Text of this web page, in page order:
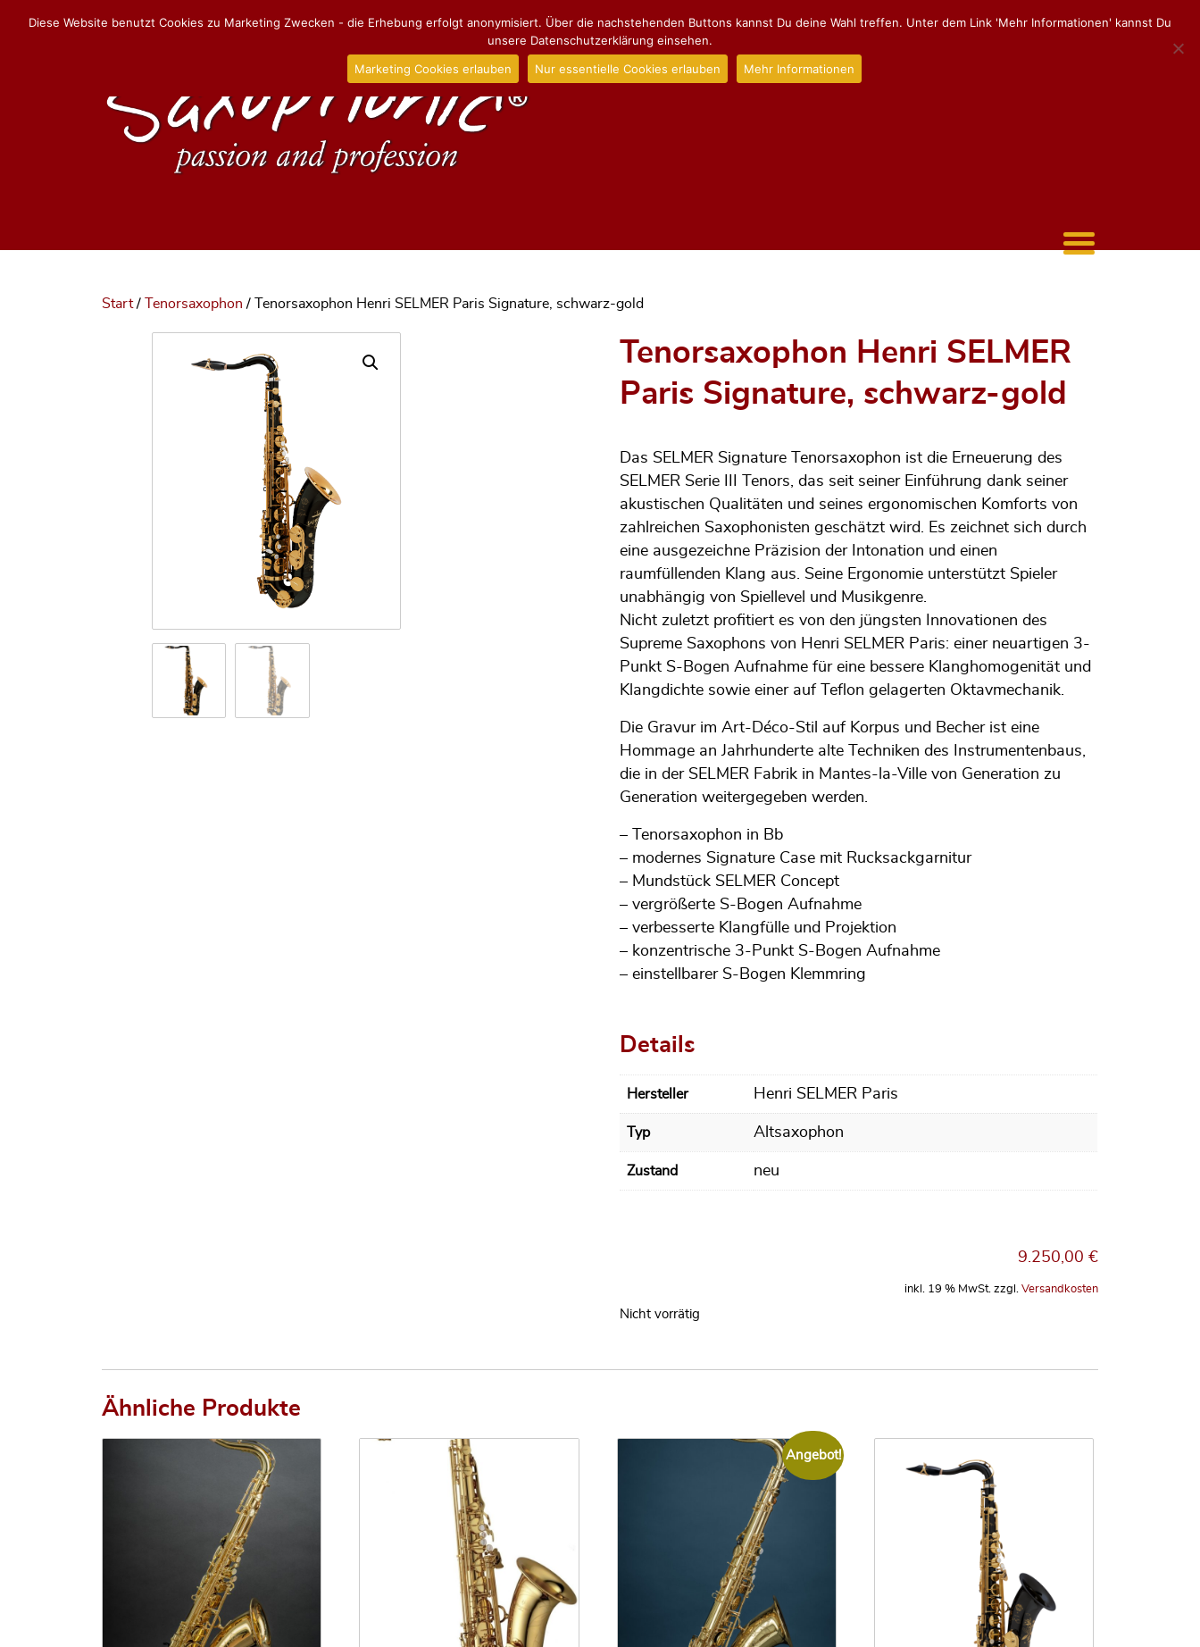
Start/ Tenorsaxophon / Tenorsaxophon Henri SELMER Paris Signature, schwarz-gold
Tenorsaxophon Henri SELMER
Paris Signature, schwarz-gold
Das SELMER Signature Tenorsaxophon ist die Erneuerung des
SELMER Serie III Tenors, das seit seiner Einführung dank seiner
akustischen Qualitäten und seines ergonomischen Komforts von
zahlreichen Saxophonisten geschätzt wird. Es zeichnet sich durch
eine ausgezeichne Präzision der Intonation und einen
raumfüllenden Klang aus. Seine Ergonomie unterstützt Spieler
unabhängig von Spiellevel und Musikgenre.
Nicht zuletzt profitiert es von den jüngsten Innovationen des
Supreme Saxophons von Henri SELMER Paris: einer neuartigen 3-
Punkt S-Bogen Aufnahme für eine bessere Klanghomogenität und
Klangdichte sowie einer auf Teflon gelagerten Oktavmechanik.
Die Gravur im Art-Déco-Stil auf Korpus und Becher ist eine
Hommage an Jahrhunderte alte Techniken des Instrumentenbaus,
die in der SELMER Fabrik in Mantes-la-Ville von Generation zu
Generation weitergegeben werden.
– Tenorsaxophon in Bb
– modernes Signature Case mit Rucksackgarnitur
– Mundstück SELMER Concept
– vergrößerte S-Bogen Aufnahme
– verbesserte Klangfülle und Projektion
– konzentrische 3-Punkt S-Bogen Aufnahme
– einstellbarer S-Bogen Klemmring
Details
Hersteller Henri SELMER Paris
Typ Altsaxophon
Zustand neu
9.250,00 €
inkl. 19 % MwSt. zzgl. Versandkosten
Nicht vorrätig
Ähnliche Produkte
Angebot!
Diese Website benutzt Cookies zu Marketing Zwecken - die Erhebung erfolgt anonymisiert. Über die nachstehenden Buttons kannst Du deine Wahl treffen. Unter dem Link 'Mehr Informationen' kannst Du
unsere Datenschutzerklärung einsehen.
Marketing Cookies erlauben
Nur essentielle Cookies erlauben Mehr Informationen